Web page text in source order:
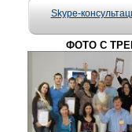
Skype-
ФОТО С